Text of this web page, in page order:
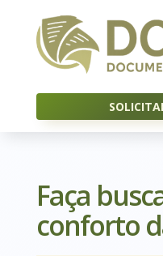
Faça
conforto